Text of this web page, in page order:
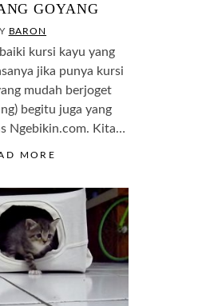
GOYANG
BARON
kursi kayu yang
jika punya kursi
mudah berjoget
begitu juga yang
Ngebikin.com. Kita…
MORE